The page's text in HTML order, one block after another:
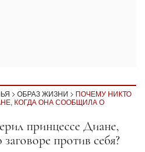
ОБРАЗ ЖИЗНИ
ПОЧЕМУ НИКТО
КОГДА ОНА СООБЩИЛА О
принцессе Диане,
против себя?